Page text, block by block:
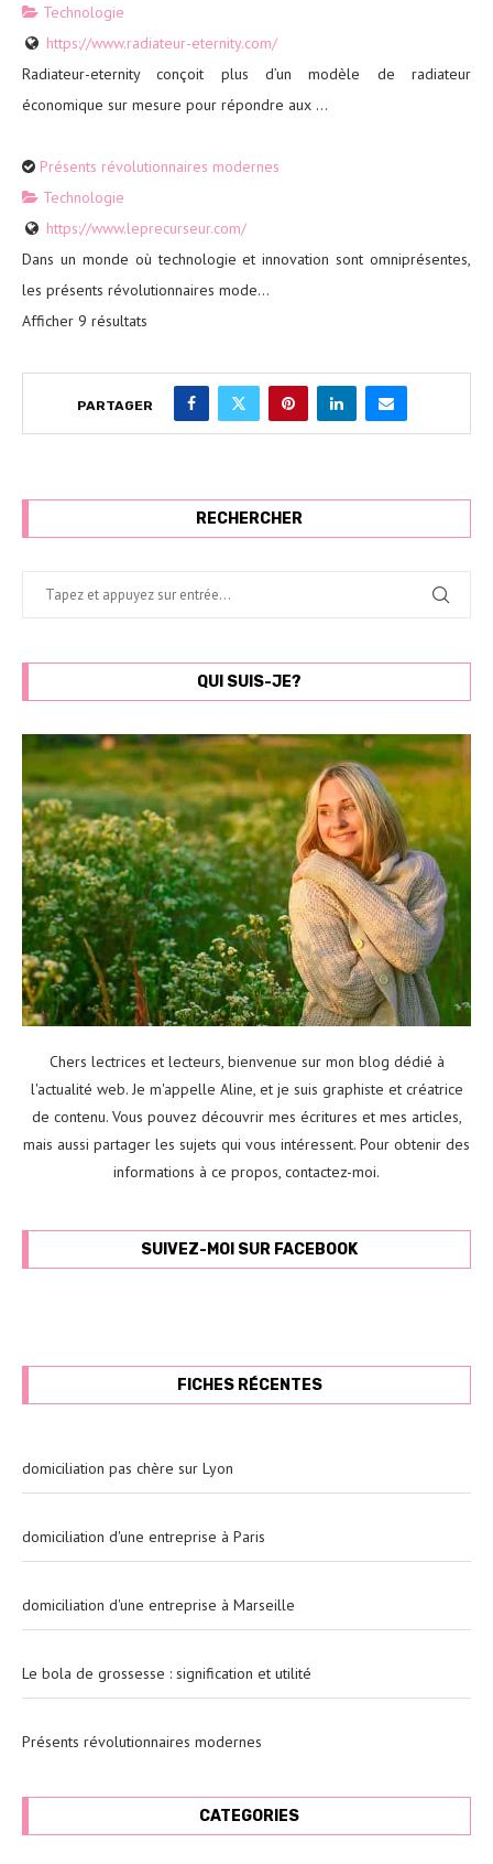
Technologie
https://www.radiateur-eternity.com/
Radiateur-eternity conçoit plus d’un modèle de radiateur
économique sur mesure pour répondre aux ...
Présents révolutionnaires modernes
Technologie
https://www.leprecurseur.com/
Dans un monde où technologie et innovation sont omniprésentes,
les présents révolutionnaires mode...
Afficher 9 résultats
PARTAGER
RECHERCHER
QUI SUIS-JE?
Chers lectrices et lecteurs, bienvenue sur mon blog dédié à
l'actualité web. Je m'appelle Aline, et je suis graphiste et créatrice
de contenu. Vous pouvez découvrir mes écritures et mes articles,
mais aussi partager les sujets qui vous intéressent. Pour obtenir des
informations à ce propos, contactez-moi.
SUIVEZ-MOI SUR FACEBOOK
FICHES RÉCENTES
domiciliation pas chère sur Lyon
domiciliation d'une entreprise à Paris
domiciliation d'une entreprise à Marseille
Le bola de grossesse : signification et utilité
Présents révolutionnaires modernes
CATEGORIES